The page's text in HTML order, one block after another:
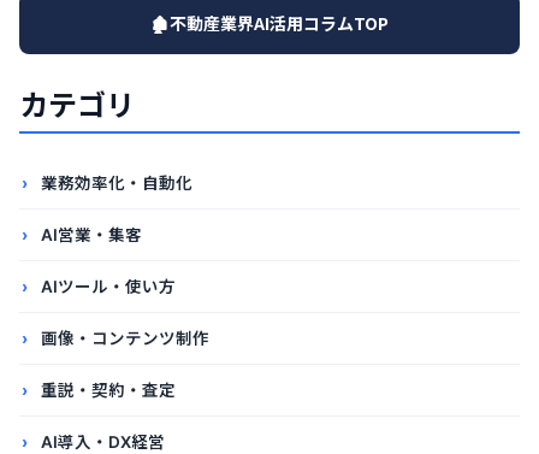
🏚️不動産業界AI活用コラムTOP
カテゴリ
業務効率化・自動化
AI営業・集客
AIツール・使い方
画像・コンテンツ制作
重説・契約・査定
AI導入・DX経営